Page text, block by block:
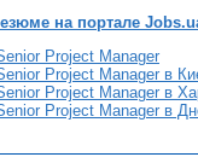
на портале
Project Manager
Project Manager в
Project Manager в
Project Manager в